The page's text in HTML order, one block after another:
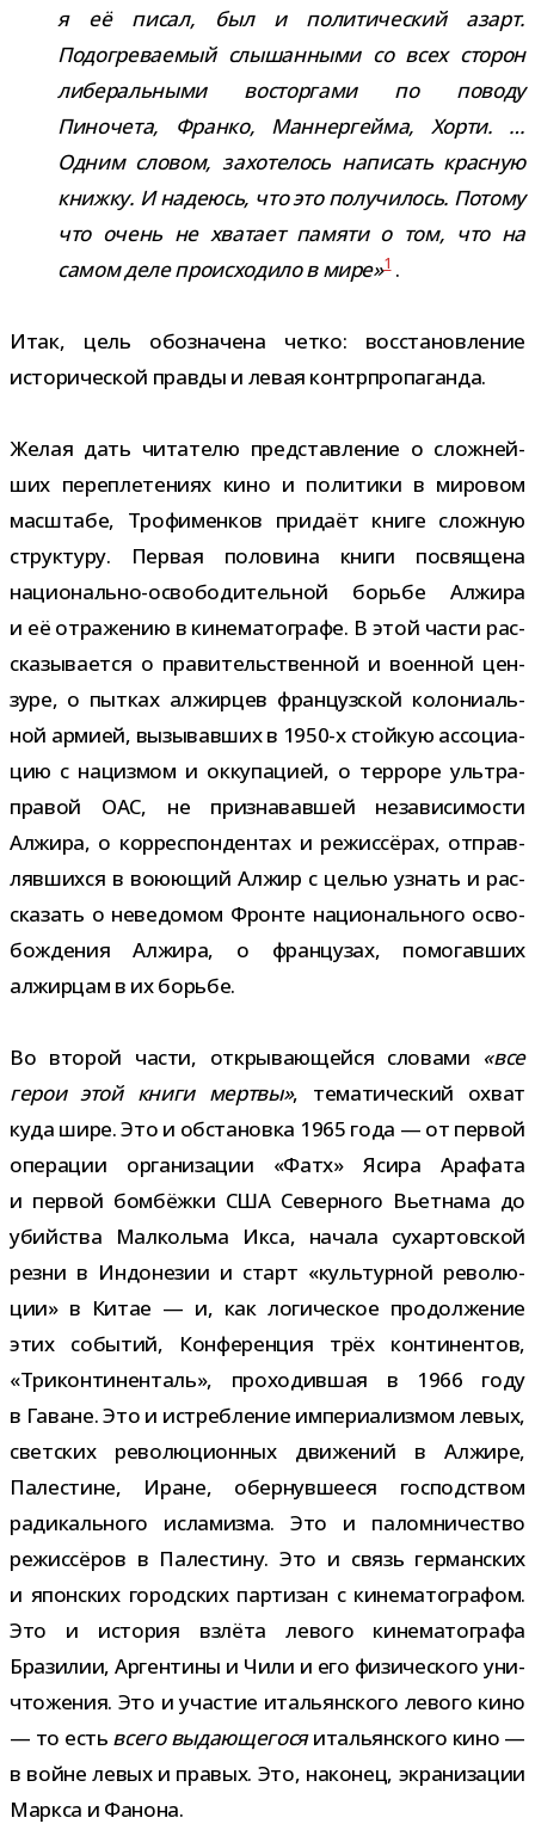
я её писал, был и поли­ти­че­ский азарт.
Подогреваемый слы­шан­ными со всех сто­рон
либе­раль­ными вос­тор­гами по поводу
Пиночета, Франко, Маннергейма, Хорти. …
Одним сло­вом, захо­те­лось напи­сать крас­ную
книжку. И наде­юсь, что это полу­чи­лось. Потому
что очень не хва­тает памяти о том, что на
самом деле про­ис­хо­дило в мире»1.
Итак, цель обо­зна­чена четко: вос­ста­нов­ле­ние
исто­ри­че­ской правды и левая контрпропаганда.
Желая дать чита­телю пред­став­ле­ние о слож­ней­
ших пере­пле­те­ниях кино и поли­тики в миро­вом
мас­штабе, Трофименков при­даёт книге слож­ную
струк­туру. Первая поло­вина книги посвя­щена
национально-​освободительной борьбе Алжира
и её отра­же­нию в кине­ма­то­графе. В этой части рас­
ска­зы­ва­ется о пра­ви­тель­ствен­ной и воен­ной цен­
зуре, о пыт­ках алжир­цев фран­цуз­ской коло­ни­аль­
ной армией, вызы­вав­ших в 1950-​х стой­кую ассо­ци­а­
цию с нациз­мом и окку­па­цией, о тер­роре уль­тра­
пра­вой ОАС, не при­зна­вав­шей неза­ви­си­мо­сти
Алжира, о кор­ре­спон­ден­тах и режис­сё­рах, отправ­
ляв­шихся в вою­ю­щий Алжир с целью узнать и рас­
ска­зать о неве­до­мом Фронте наци­о­наль­ного осво­
бож­де­ния Алжира, о фран­цу­зах, помо­гав­ших
алжир­цам в их борьбе.
Во вто­рой части, откры­ва­ю­щейся сло­вами «все
герои этой книги мертвы», тема­ти­че­ский охват
куда шире. Это и обста­новка 1965 года — от пер­вой
опе­ра­ции орга­ни­за­ции «Фатх» Ясира Арафата
и пер­вой бом­бёжки США Северного Вьетнама до
убий­ства Малкольма Икса, начала сухар­тов­ской
резни в Индонезии и старт «куль­тур­ной рево­лю­
ции» в Китае — и, как логи­че­ское про­дол­же­ние
этих собы­тий, Конференция трёх кон­ти­нен­тов,
«Триконтиненталь», про­хо­див­шая в 1966 году
в Гаване. Это и истреб­ле­ние импе­ри­а­лиз­мом левых,
свет­ских рево­лю­ци­он­ных дви­же­ний в Алжире,
Палестине, Иране, обер­нув­ше­еся гос­под­ством
ради­каль­ного исла­мизма. Это и палом­ни­че­ство
режис­сё­ров в Палестину. Это и связь гер­ман­ских
и япон­ских город­ских пар­ти­зан с кине­ма­то­гра­фом.
Это и исто­рия взлёта левого кине­ма­то­графа
Бразилии, Аргентины и Чили и его физи­че­ского уни­
что­же­ния. Это и уча­стие ита­льян­ского левого кино
— то есть всего выда­ю­ще­госяита­льян­ского кино —
в войне левых и пра­вых. Это, нако­нец, экра­ни­за­ции
Маркса и Фанона.